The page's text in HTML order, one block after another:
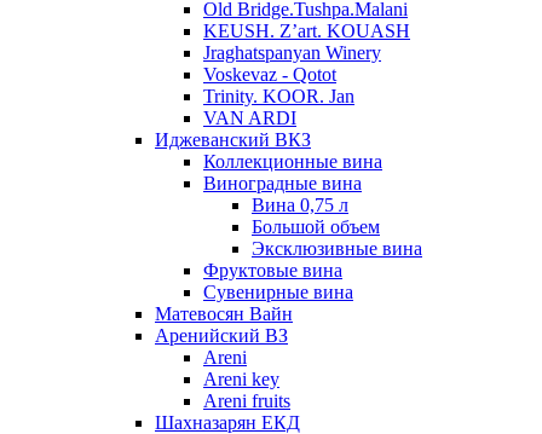
Old Bridge.Tushpa.Malani
KEUSH. Z’art. KOUASH
Jraghatspanyan Winery
Voskevaz - Qotot
Trinity. KOOR. Jan
VAN ARDI
Иджеванский ВКЗ
Коллекционные вина
Виноградные вина
Вина 0,75 л
Большой объем
Эксклюзивные вина
Фруктовые вина
Cувенирные вина
Матевосян Вайн
Аренийский ВЗ
Areni
Areni key
Areni fruits
Шахназарян ЕКД